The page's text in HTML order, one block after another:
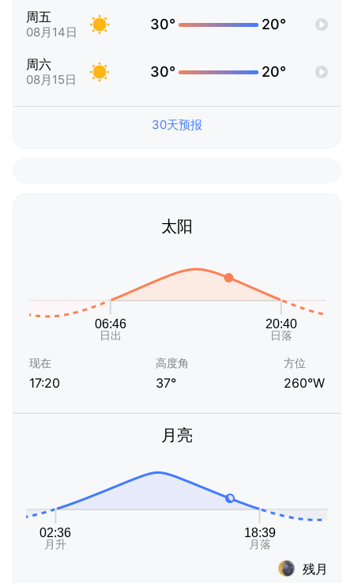
周五
08月14日 30° 20°
周六
08月15日 30° 20°
30天预报
太阳
现在
17:20
高度角
37°
方位
260°W
月亮
残月